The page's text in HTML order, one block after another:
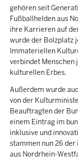
gehören seit
Fußballhelden aus
ihre Karrieren auf
wurde der Bolzplatz
Immateriellen
verbindet Menschen
kulturellen Erbes.
Außerdem wurde
von der
Beauftragten der
einem Eintrag im
inklusive und
stammen nun 26 der
aus Nordrhein-